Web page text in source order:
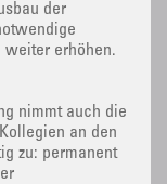
der
weiter erhöhen.
nimmt auch die
an den
zu: permanent